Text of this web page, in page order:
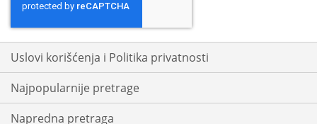
Our
Newsletter:
Uslovi korišćenja i Politika privatnosti
Najpopularnije pretrage
Napredna pretraga